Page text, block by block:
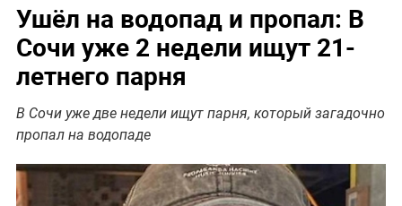
Ушёл на водопад и пропал: В
Сочи уже 2 недели ищут 21-
летнего парня
В Сочи уже две недели ищут парня, который загадочно
пропал на водопаде